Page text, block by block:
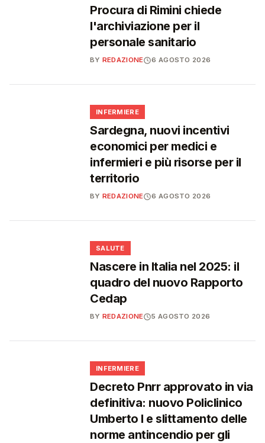
Procura di Rimini chiede
l'archiviazione per il
personale sanitario
BY REDAZIONE 6 AGOSTO 2026
INFERMIERE
Sardegna, nuovi incentivi
economici per medici e
infermieri e più risorse per il
territorio
BY REDAZIONE 6 AGOSTO 2026
SALUTE
Nascere in Italia nel 2025: il
quadro del nuovo Rapporto
Cedap
BY REDAZIONE 5 AGOSTO 2026
INFERMIERE
Decreto Pnrr approvato in via
definitiva: nuovo Policlinico
Umberto I e slittamento delle
norme antincendio per gli